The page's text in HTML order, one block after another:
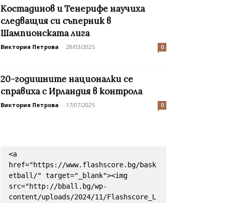
Костадинов и Тенерифе научиха
следващия си съперник в
Шампионската лига
Виктория Петрова - 28/03/2025 0
20-годишните националки се
справиха с Ирландия в контрола
Виктория Петрова - 17/07/2025 0
<a
href="https://www.flashscore.bg/bask
etball/" target="_blank"><img
src="http://bball.bg/wp-
content/uploads/2024/11/Flashscore_L